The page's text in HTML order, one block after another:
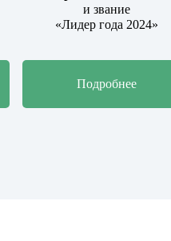
и звание
«Лидер года 2024»
Подробнее